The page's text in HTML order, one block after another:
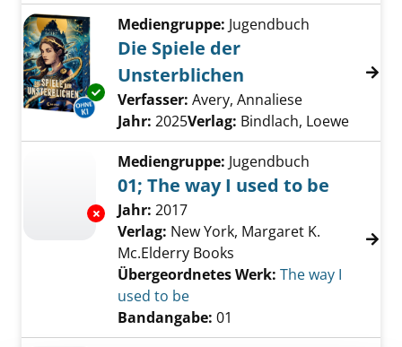
Exemplar-Details von Die Spiele der
Mediengruppe: Jugendbuch
Die Spiele der
Unsterblichen
Verfasser: Avery, Annaliese
Jahr: 2025Verlag: Bindlach, Loewe
Exemplar-Details von 01; The way I used to
Mediengruppe: Jugendbuch
01; The way I used to be
Suche nach diesem Verfasser
Jahr: 2017
Verlag: New York, Margaret K.
Mc.Elderry Books
Übergeordnetes Werk: The way I
used to be
Bandangabe: 01